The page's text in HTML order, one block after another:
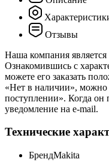
Отзывы
Наша компания
Ознакомившись с
можете его заказать
«Нет в наличии», можно
поступлении». Когда он
уведомление на e-mail.
Технические
БрендMakita